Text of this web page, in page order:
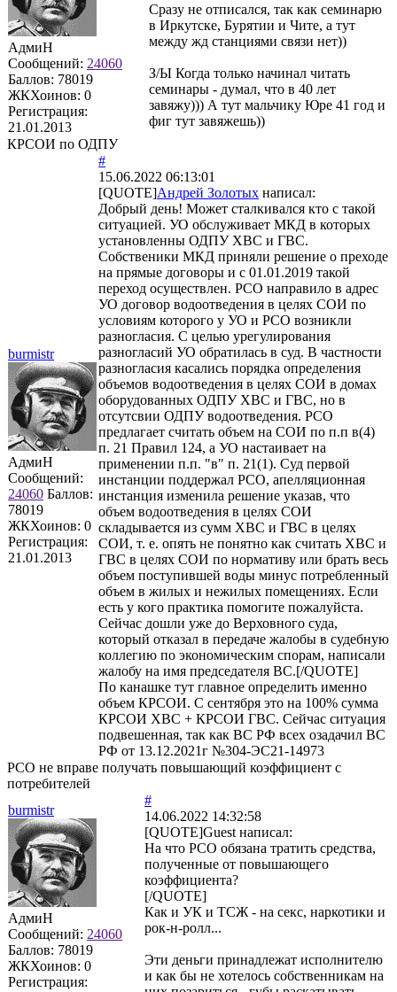
АдмиН
Сообщений: 24060
Баллов: 78019
ЖКХоинов: 0
Регистрация:
21.01.2013
Сразу не отписался, так как семинарю
в Иркутске, Бурятии и Чите, а тут
между жд станциями связи нет))
З/Ы Когда только начинал читать
семинары - думал, что в 40 лет
завяжу))) А тут мальчику Юре 41 год и
фиг тут завяжешь))
КРСОИ по ОДПУ
burmistr
АдмиН
Сообщений:
24060 Баллов:
78019
ЖКХоинов: 0
Регистрация:
21.01.2013
#
15.06.2022 06:13:01
[QUOTE]Андрей Золотых написал:
Добрый день! Может сталкивался кто с такой
ситуацией. УО обслуживает МКД в которых
установленны ОДПУ ХВС и ГВС.
Собственики МКД приняли решение о преходе
на прямые договоры и с 01.01.2019 такой
переход осуществлен. РСО направило в адрес
УО договор водоотведения в целях СОИ по
условиям которого у УО и РСО возникли
разногласия. С целью урегулирования
разногласий УО обратилась в суд. В частности
разногласия касались порядка определения
объемов водоотведения в целях СОИ в домах
оборудованных ОДПУ ХВС и ГВС, но в
отсутсвии ОДПУ водоотведения. РСО
предлагает считать объем на СОИ по п.п в(4)
п. 21 Правил 124, а УО настаивает на
применении п.п. "в" п. 21(1). Суд первой
инстанции поддержал РСО, апелляционная
инстанция изменила решение указав, что
объем водоотведения в целях СОИ
складывается из сумм ХВС и ГВС в целях
СОИ, т. е. опять не понятно как считать ХВС и
ГВС в целях СОИ по нормативу или брать весь
объем поступившей воды минус потребленный
объем в жилых и нежилых помещениях. Если
есть у кого практика помогите пожалуйста.
Сейчас дошли уже до Верховного суда,
который отказал в передаче жалобы в судебную
коллегию по экономическим спорам, написали
жалобу на имя председателя ВС.[/QUOTE]
По канашке тут главное определить именно
объем КРСОИ. С сентября это на 100% сумма
КРСОИ ХВС + КРСОИ ГВС. Сейчас ситуация
подвешенная, так как ВС РФ всех озадачил ВС
РФ от 13.12.2021г №304-ЭС21-14973
РСО не вправе получать повышающий коэффициент с
потребителей
burmistr
АдмиН
Сообщений: 24060
Баллов: 78019
ЖКХоинов: 0
Регистрация:
#
14.06.2022 14:32:58
[QUOTE]Guest написал:
На что РСО обязана тратить средства,
полученные от повышающего
коэффициента?
[/QUOTE]
Как и УК и ТСЖ - на секс, наркотики и
рок-н-ролл...
Эти деньги принадлежат исполнителю
и как бы не хотелось собственникам на